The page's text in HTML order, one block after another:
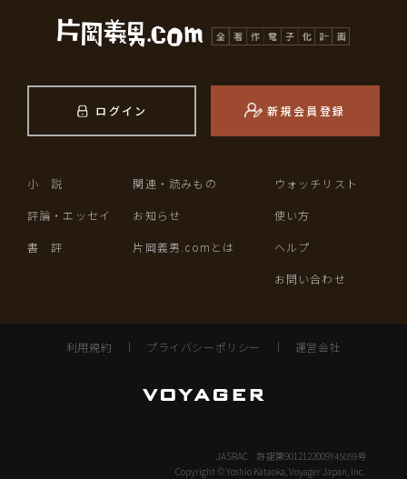
ログイン 新規会員登録
小 説
評論・エッセイ
書 評
関連・読みもの
お知らせ
片岡義男.comとは
ウォッチリスト
使い方
ヘルプ
お問い合わせ
利用規約 ｜ プライバシーポリシー ｜ 運営会社
JASRAC 許諾第9012122009Y45059号
Copyright © Yoshio Kataoka, Voyager Japan, Inc.